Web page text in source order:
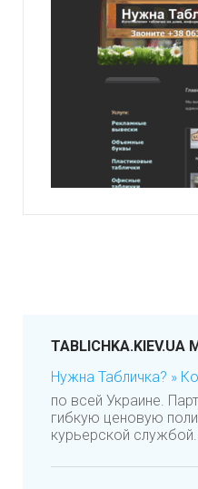
TABLICHKA.KIEV.UA
Нужна Табличка? »
по всей Украине.
гибкую ценовую
курьерской